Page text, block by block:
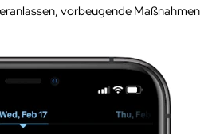
vorbeugende Maßnahmen